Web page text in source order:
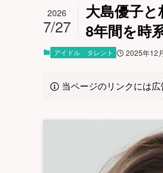
大島優子
8年間を時
2026
7/27
アイドル タレント 2025年12
当ページのリンクには広